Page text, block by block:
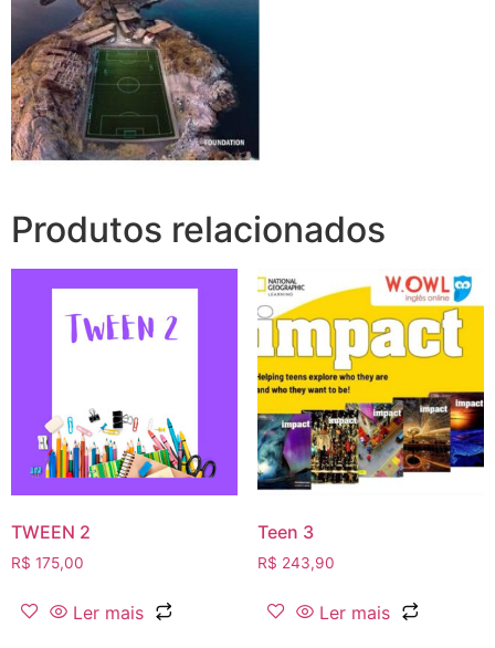
Produtos relacionados
TWEEN 2
R$ 175,00
Ler mais
Teen 3
R$ 243,90
Ler mais